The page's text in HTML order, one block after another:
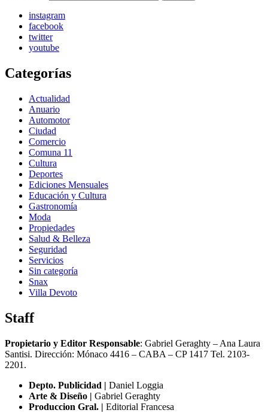
instagram
facebook
twitter
youtube
Categorías
Actualidad
Anuario
Automotor
Ciudad
Comercio
Comuna 11
Cultura
Deportes
Ediciones Mensuales
Educación y Cultura
Gastronomía
Moda
Propiedades
Salud & Belleza
Seguridad
Servicios
Sin categoría
Snax
Villa Devoto
Staff
Propietario y Editor Responsable: Gabriel Geraghty – Ana Laura
Santisi. Dirección: Mónaco 4416 – CABA – CP 1417 Tel. 2103-
2201.
Depto. Publicidad | Daniel Loggia
Arte & Diseño | Gabriel Geraghty
Produccion Gral. | Editorial Francesa